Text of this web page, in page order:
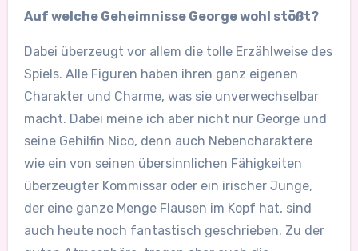
Auf welche Geheimnisse George wohl stößt?
Dabei überzeugt vor allem die tolle Erzählweise des
Spiels. Alle Figuren haben ihren ganz eigenen
Charakter und Charme, was sie unverwechselbar
macht. Dabei meine ich aber nicht nur George und
seine Gehilfin Nico, denn auch Nebencharaktere
wie ein von seinen übersinnlichen Fähigkeiten
überzeugter Kommissar oder ein irischer Junge,
der eine ganze Menge Flausen im Kopf hat, sind
auch heute noch fantastisch geschrieben. Zu der